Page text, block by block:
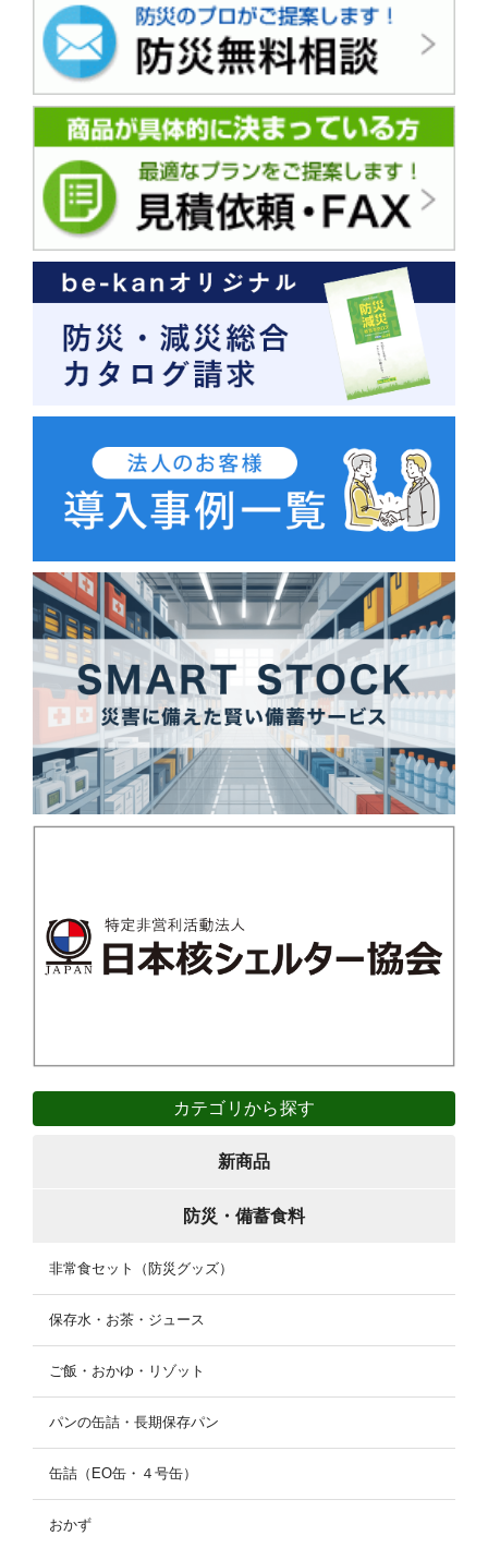
カテゴリから探す
新商品
防災・備蓄食料
非常食セット（防災グッズ）
保存水・お茶・ジュース
ご飯・おかゆ・リゾット
パンの缶詰・長期保存パン
缶詰（EO缶・４号缶）
おかず